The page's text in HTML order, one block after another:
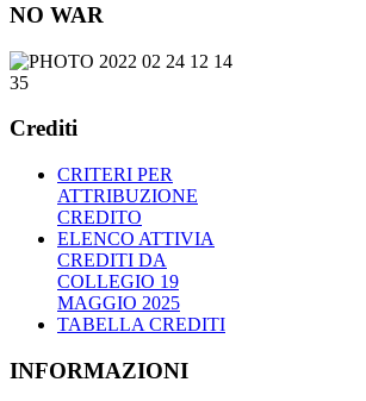
NO WAR
Crediti
CRITERI PER
ATTRIBUZIONE
CREDITO
ELENCO ATTIVIA
CREDITI DA
COLLEGIO 19
MAGGIO 2025
TABELLA CREDITI
INFORMAZIONI